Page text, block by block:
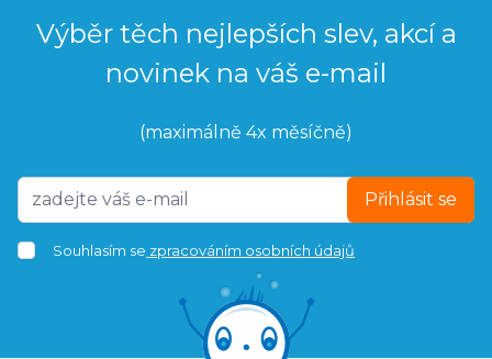
Výběr těch nejlepších slev, akcí a
novinek na váš e-mail
(maximálně 4x měsíčně)
Přihlásit se
Souhlasím se zpracováním osobních údajů